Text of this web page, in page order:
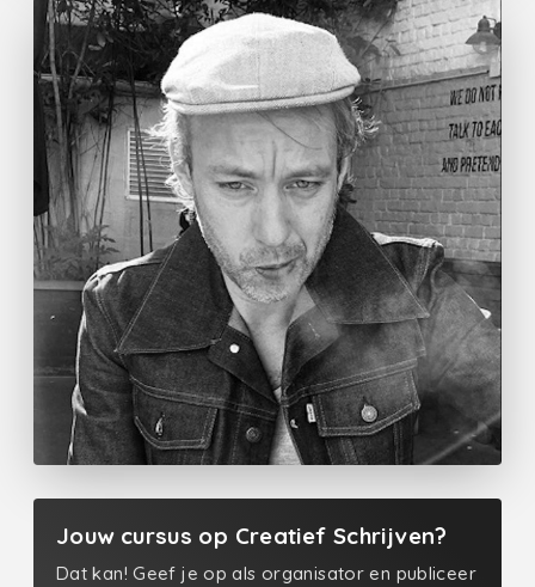
Jouw cursus op Creatief Schrijven?
Dat kan! Geef je op als organisator en publiceer